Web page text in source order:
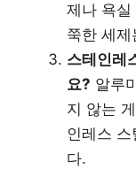
제나 욕실
쭉한 세
스테인레
요? 알루
지 않는
인레스
다.